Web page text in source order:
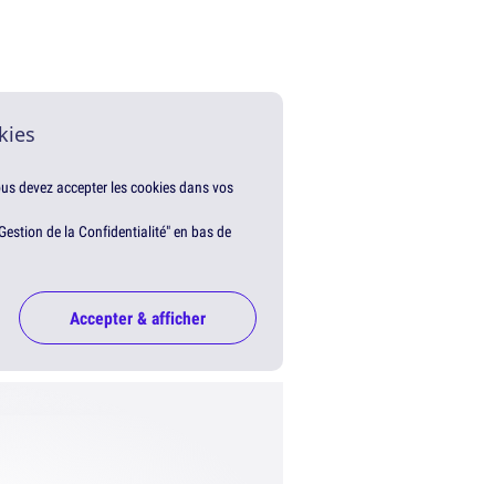
devez accepter les cookies dans vos
de la Confidentialité" en bas de
Accepter & afficher